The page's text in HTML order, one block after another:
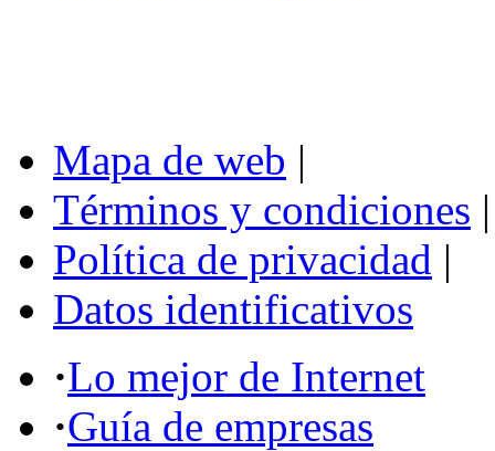
Mapa de web |
Términos y condiciones |
Política de privacidad |
Datos identificativos
·Lo mejor de Internet
·Guía de empresas